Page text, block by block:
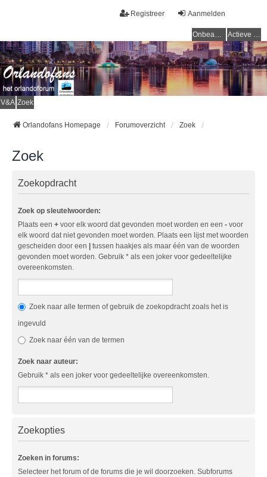
Aanmelden
Registreer
Onbeantwoorde onderwerpen Actieve onderwerpen
V&A Zoek
Orlandofans Homepage Forumoverzicht Zoek
Zoek
Zoekopdracht
Zoek op sleutelwoorden:
Plaats een + voor elk woord dat gevonden moet worden en een - voor
elk woord dat niet gevonden moet worden. Plaats een lijst met woorden
gescheiden door een | tussen haakjes als maar één van de woorden
gevonden moet worden. Gebruik * als een joker voor gedeeltelijke
overeenkomsten.
Zoek naar alle termen of gebruik de zoekopdracht zoals het is
ingevuld
Zoek naar één van de termen
Zoek naar auteur:
Gebruik * als een joker voor gedeeltelijke overeenkomsten.
Zoekopties
Zoeken in forums:
Selecteer het forum of de forums die je wil doorzoeken. Subforums